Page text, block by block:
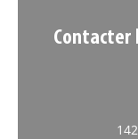
Contacter